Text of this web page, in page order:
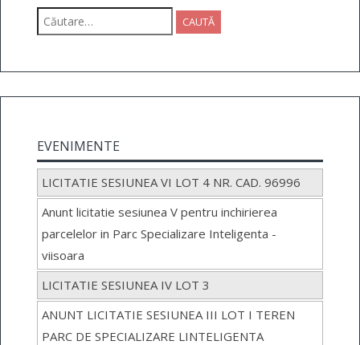
Caută
după:
EVENIMENTE
LICITATIE SESIUNEA VI LOT 4 NR. CAD. 96996
Anunt licitatie sesiunea V pentru inchirierea
parcelelor in Parc Specializare Inteligenta -
viisoara
LICITATIE SESIUNEA IV LOT 3
ANUNT LICITATIE SESIUNEA III LOT I TEREN
PARC DE SPECIALIZARE LINTELIGENTA